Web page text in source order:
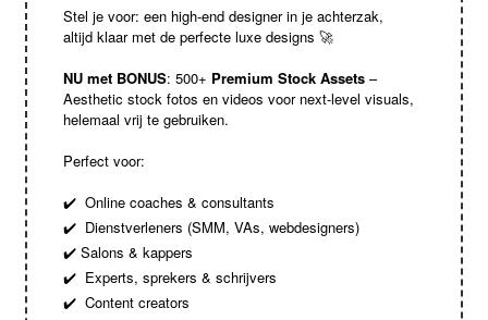
Stel je voor: een high-end designer in je achterzak,
altijd klaar met de perfecte luxe designs 🚀
NU met BONUS: 500+ Premium Stock Assets –
Aesthetic stock fotos en videos voor next-level visuals,
helemaal vrij te gebruiken.
Perfect voor:
✔️ Online coaches & consultants
✔️ Dienstverleners (SMM, VAs, webdesigners)
✔️ Salons & kappers
✔️ Experts, sprekers & schrijvers
✔️ Content creators